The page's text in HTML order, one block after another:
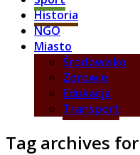
Historia
NGO
Miasto
Środowisko
Zdrowie
Edukacja
Transport
Tag archives